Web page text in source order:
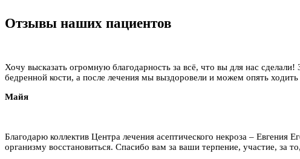
Отзывы наших пациентов
Хочу высказать огромную благодарность за всё, что вы для нас
бедренной кости, а после лечения мы выздоровели и можем опять
Майя
Благодарю коллектив Центра лечения асептического некроза –
организму восстановиться. Спасибо вам за ваши терпение, участие, за